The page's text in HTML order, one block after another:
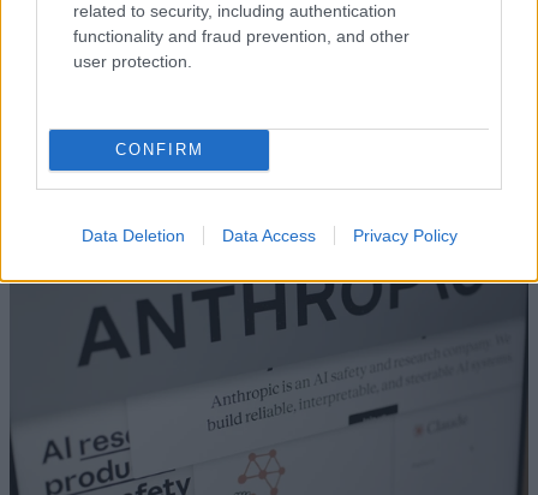
related to security, including authentication
functionality and fraud prevention, and other
user protection.
CONFIRM
Data Deletion Data Access Privacy Policy
Πώς αντέδρασε η τεχνητή νοημοσύνη όταν
πέρασε στον πραγματικό κόσμο – Τα επεισόδια